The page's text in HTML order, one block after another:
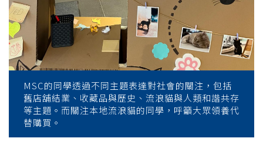
MSC的同學透過不同主題表達對社會的關注，包括
舊店舖結業、收藏品與歷史、流浪貓與人類和諧共存
等主題。而關注本地流浪貓的同學，呼籲大眾領養代
替購買。